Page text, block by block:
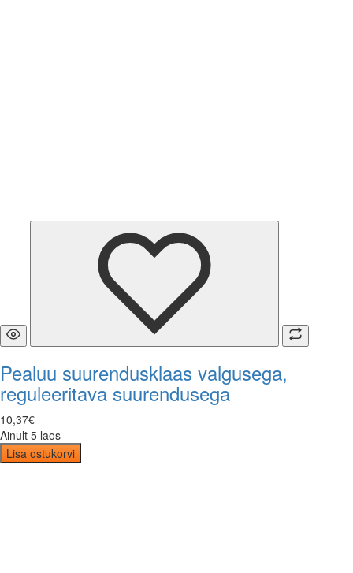
Pealuu suurendusklaas valgusega,
reguleeritava suurendusega
10,37€
Ainult 5 laos
Lisa ostukorvi